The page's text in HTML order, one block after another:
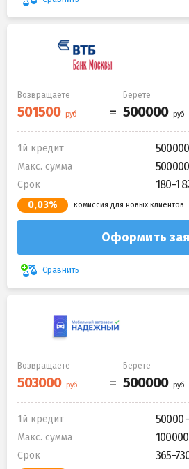
Возвращаете Берете
1й кредит
Макс. сумма
Срок 180-1
0,03% комиссия для новых клиентов
Оформить
Сравнить
Возвращаете Берете
1й кредит 50000
Макс. сумма
Срок 365-